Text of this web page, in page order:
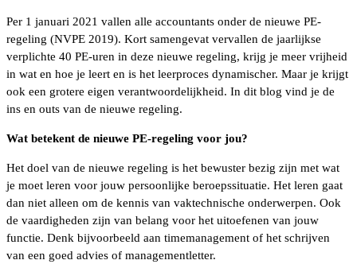
Per 1 januari 2021 vallen alle accountants onder de nieuwe PE-
regeling (NVPE 2019). Kort samengevat vervallen de jaarlijkse
verplichte 40 PE-uren in deze nieuwe regeling, krijg je meer vrijheid
in wat en hoe je leert en is het leerproces dynamischer. Maar je krijgt
ook een grotere eigen verantwoordelijkheid. In dit blog vind je de
ins en outs van de nieuwe regeling.
Wat betekent de nieuwe PE-regeling voor jou?
Het doel van de nieuwe regeling is het bewuster bezig zijn met wat
je moet leren voor jouw persoonlijke beroepssituatie. Het leren gaat
dan niet alleen om de kennis van vaktechnische onderwerpen. Ook
de vaardigheden zijn van belang voor het uitoefenen van jouw
functie. Denk bijvoorbeeld aan timemanagement of het schrijven
van een goed advies of managementletter.